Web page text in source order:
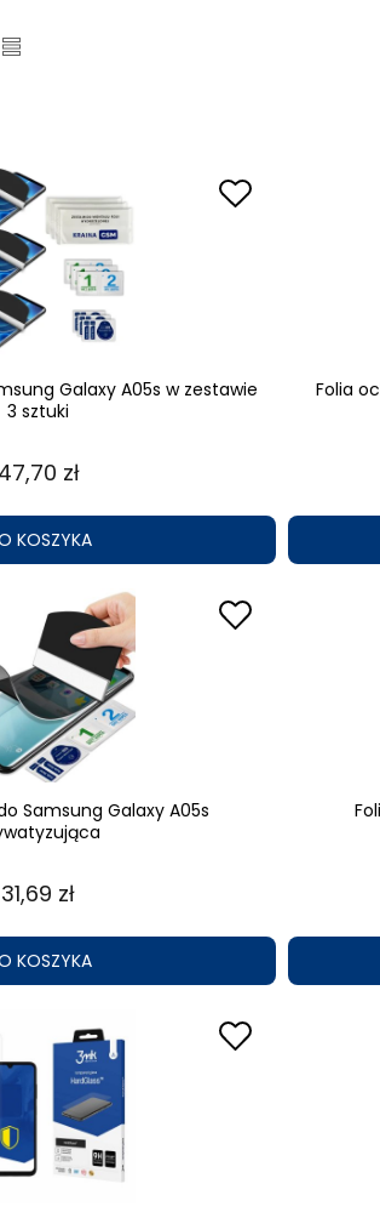
Galaxy A05s w zestawie
3 sztuki
47,70 zł
KOSZYKA
Folia
Samsung Galaxy A05s
31,69 zł
KOSZYKA